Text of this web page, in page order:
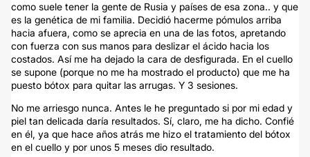
como suele tener la gente de Rusia y países de esa zona.. y que
es la genética de mi familia. Decidió hacerme pómulos arriba
hacia afuera, como se aprecia en una de las fotos, apretando
con fuerza con sus manos para deslizar el ácido hacia los
costados. Así me ha dejado la cara de desfigurada. En el cuello
se supone (porque no me ha mostrado el producto) que me ha
puesto bótox para quitar las arrugas. Y 3 sesiones.
No me arriesgo nunca. Antes le he preguntado si por mi edad y
piel tan delicada daría resultados. Sí, claro, me ha dicho. Confié
en él, ya que hace años atrás me hizo el tratamiento del bótox
en el cuello y por unos 5 meses dio resultado.